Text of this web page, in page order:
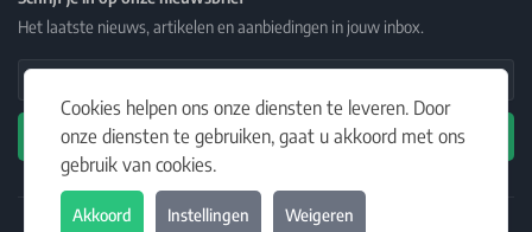
Cookies helpen ons onze diensten te leveren. Door
onze diensten te gebruiken, gaat u akkoord met ons
gebruik van cookies.
Akkoord Instellingen Weigeren
Het laatste nieuws, artikelen en aanbiedingen in jouw inbox.
Email Address
Abonneren